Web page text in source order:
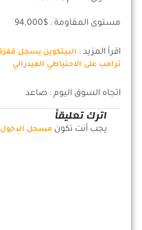
مستوى المقاومة : $94,000
اقرأ المزيد :
ترامب على الاحتياطي الفيدرالي
اتجاه السوق اليوم : صاعد
اترك تعليقاً
يجب أنت تكون مسجل الدخول